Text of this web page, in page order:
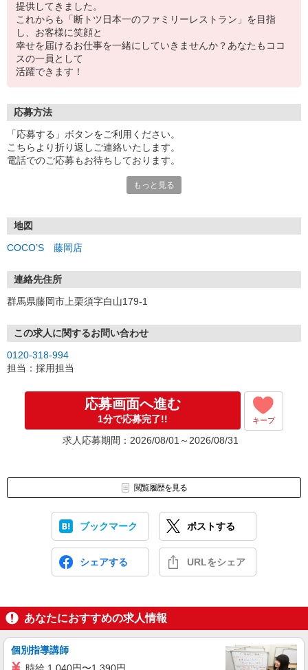
提供してきました。
これからも「断トツ日本一のファミリーレストラン」を目指
し、お客様に笑顔と
幸せを届けるお仕事を一緒にしていきませんか？あなたもココ
スの一員として
活躍できます！
応募方法
「応募する」ボタンをご利用ください。
こちらより折り返しご連絡いたします。
電話でのご応募もお待ちしております。
もっと見る
地図
COCO’S 藤岡店
連絡先住所
群馬県藤岡市上栗須字白山179-1
この求人に関するお問い合わせ
0120-318-994
担当：採用担当
応募画面へ進む
1分で応募完了!! キープ
求人応募期間：2026/08/01～2026/08/31
閲覧履歴を見る
ブックマーク ポストする
シェアする URLをシェア
あなたにおすすめの求人情報
個別指導講師